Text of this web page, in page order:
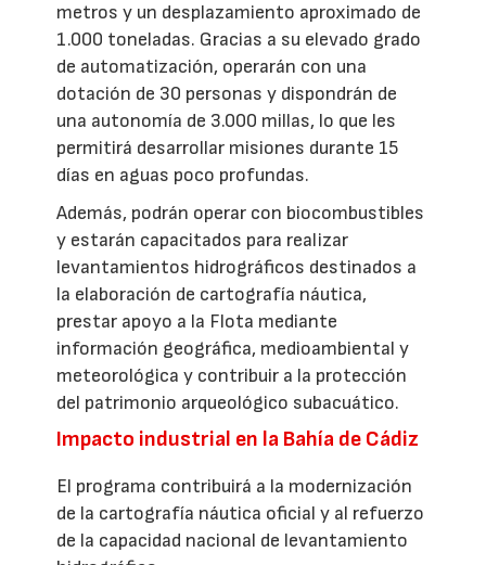
metros y un desplazamiento aproximado de
1.000 toneladas. Gracias a su elevado grado
de automatización, operarán con una
dotación de 30 personas y dispondrán de
una autonomía de 3.000 millas, lo que les
permitirá desarrollar misiones durante 15
días en aguas poco profundas.
Además, podrán operar con biocombustibles
y estarán capacitados para realizar
levantamientos hidrográficos destinados a
la elaboración de cartografía náutica,
prestar apoyo a la Flota mediante
información geográfica, medioambiental y
meteorológica y contribuir a la protección
del patrimonio arqueológico subacuático.
Impacto industrial en la Bahía de Cádiz
El programa contribuirá a la modernización
de la cartografía náutica oficial y al refuerzo
de la capacidad nacional de levantamiento